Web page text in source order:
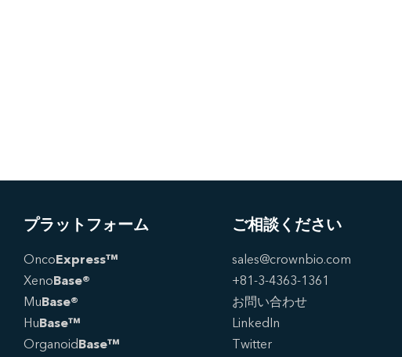
プラットフォーム
OncoExpress™
XenoBase®
MuBase®
HuBase™
OrganoidBase™
ご相談ください
sales@crownbio.com
+81-3-4363-1361
お問い合わせ
LinkedIn
Twitter